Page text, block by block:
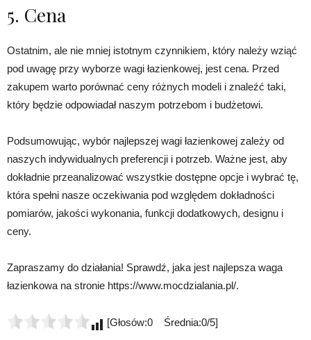
5. Cena
Ostatnim, ale nie mniej istotnym czynnikiem, który należy wziąć
pod uwagę przy wyborze wagi łazienkowej, jest cena. Przed
zakupem warto porównać ceny różnych modeli i znaleźć taki,
który będzie odpowiadał naszym potrzebom i budżetowi.
Podsumowując, wybór najlepszej wagi łazienkowej zależy od
naszych indywidualnych preferencji i potrzeb. Ważne jest, aby
dokładnie przeanalizować wszystkie dostępne opcje i wybrać tę,
która spełni nasze oczekiwania pod względem dokładności
pomiarów, jakości wykonania, funkcji dodatkowych, designu i
ceny.
Zapraszamy do działania! Sprawdź, jaka jest najlepsza waga
łazienkowa na stronie https://www.mocdzialania.pl/.
[Głosów:0 Średnia:0/5]